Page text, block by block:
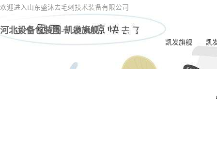
欢迎进入山东盛沐去毛刺技术装备有限公司
河北设备包装图-凯发旗舰
凯发旗舰 凯
河